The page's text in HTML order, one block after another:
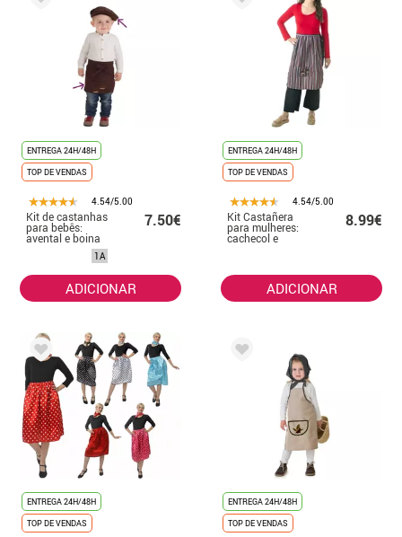
ENTREGA 24H/48H
TOP DE VENDAS
4.54/5.00
Kit de castanhas
para bebês:
avental e boina
7.50€
1A
ADICIONAR
ENTREGA 24H/48H
TOP DE VENDAS
4.54/5.00
Kit Castañera
para mulheres:
cachecol e
8.99€
ADICIONAR
ENTREGA 24H/48H
TOP DE VENDAS
ENTREGA 24H/48H
TOP DE VENDAS